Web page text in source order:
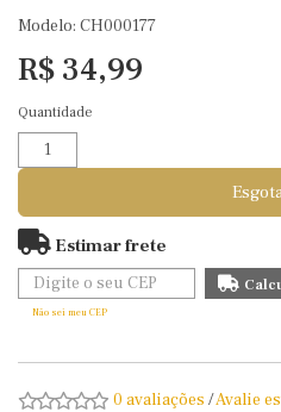
Modelo: CH000177
R$ 34,99
Quantidade
Estimar frete
Não sei meu CEP
0 avaliações /Avalie